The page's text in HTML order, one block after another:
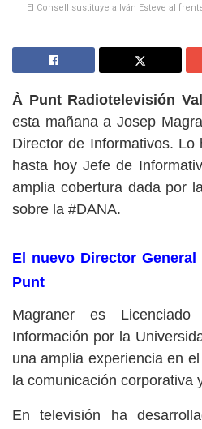
El Consell sustituye a Iván Esteve al
À Punt Radiotelevisión
esta mañana a Josep
Director de Informativos. Lo
hasta hoy Jefe de
amplia cobertura dada por
sobre la #DANA.
El nuevo Director
Punt
Magraner es
Información por la
una amplia experiencia en
la comunicación corporativa
En televisión ha